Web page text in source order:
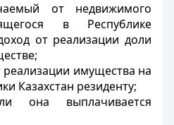
от недвижимого
в Республике
от реализации доли
имущества на
Казахстан резиденту;
она выплачивается